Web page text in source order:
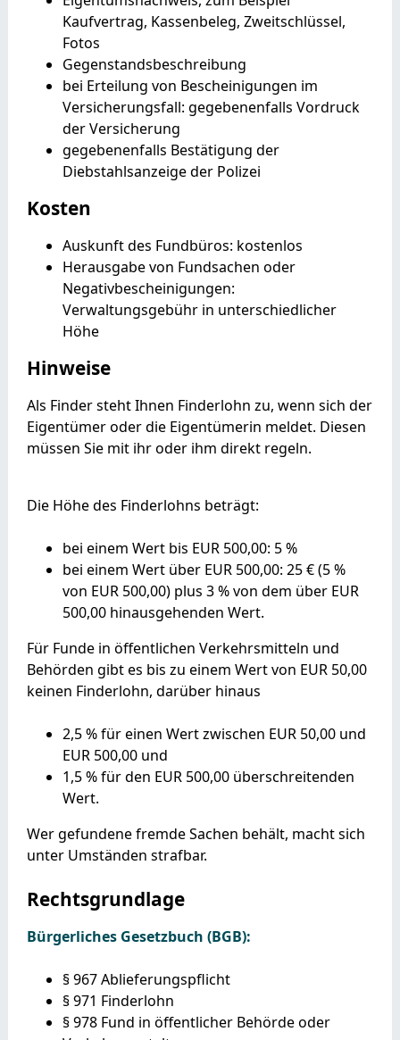
Kaufvertrag, Kassenbeleg, Zweitschlüssel,
Fotos
Gegenstandsbeschreibung
bei Erteilung von Bescheinigungen im
Versicherungsfall: gegebenenfalls Vordruck
der Versicherung
gegebenenfalls Bestätigung der
Diebstahlsanzeige der Polizei
Kosten
Auskunft des Fundbüros: kostenlos
Herausgabe von Fundsachen oder
Negativbescheinigungen:
Verwaltungsgebühr in unterschiedlicher
Höhe
Hinweise
Als Finder steht Ihnen Finderlohn zu, wenn sich der
Eigentümer oder die Eigentümerin meldet. Diesen
müssen Sie mit ihr oder ihm direkt regeln.
Die Höhe des Finderlohns beträgt:
bei einem Wert bis EUR 500,00: 5 %
bei einem Wert über EUR 500,00: 25 € (5 %
von EUR 500,00) plus 3 % von dem über EUR
500,00 hinausgehenden Wert.
Für Funde in öffentlichen Verkehrsmitteln und
Behörden gibt es bis zu einem Wert von EUR 50,00
keinen Finderlohn, darüber hinaus
2,5 % für einen Wert zwischen EUR 50,00 und
EUR 500,00 und
1,5 % für den EUR 500,00 überschreitenden
Wert.
Wer gefundene fremde Sachen behält, macht sich
unter Umständen strafbar.
Rechtsgrundlage
Bürgerliches Gesetzbuch (BGB):
§ 967 Ablieferungspflicht
§ 971 Finderlohn
§ 978 Fund in öffentlicher Behörde oder